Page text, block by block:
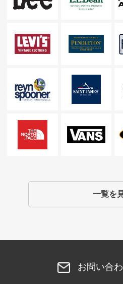
一覧を
お問い合